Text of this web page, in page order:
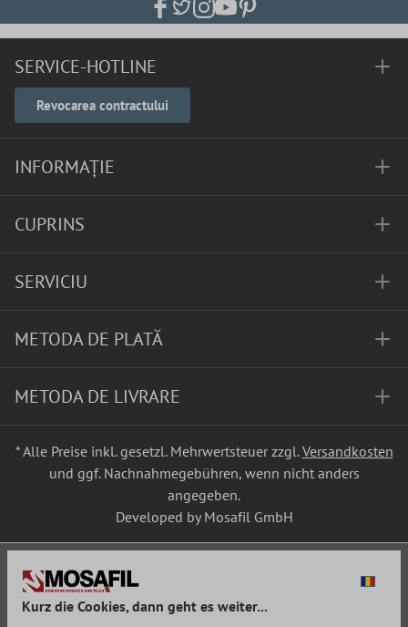
SERVICE-HOTLINE
Revocarea contractului
INFORMAȚIE
CUPRINS
SERVICIU
METODA DE PLATĂ
METODA DE LIVRARE
* Alle Preise inkl. gesetzl. Mehrwertsteuer zzgl.Versandkosten
und ggf. Nachnahmegebühren, wenn nicht anders
angegeben.
Developed by Mosafil GmbH
Kurz die Cookies, dann geht es weiter...